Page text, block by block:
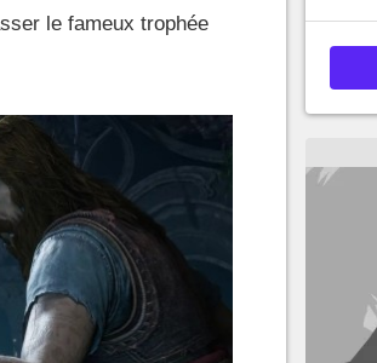
le fameux trophée